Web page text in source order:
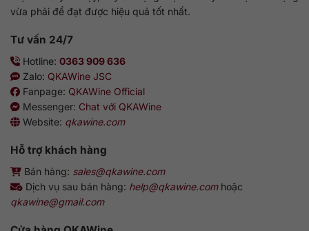
vừa phải để đạt được hiệu quả tốt nhất.
Tư vấn 24/7
Hotline: 0363 909 636
Zalo: QKAWine JSC
Fanpage: QKAWine Official
Messenger: Chat với QKAWine
Website: qkawine.com
Hỗ trợ khách hàng
Bán hàng: sales@qkawine.com
Dịch vụ sau bán hàng: help@qkawine.comhoặc
qkawine@gmail.com